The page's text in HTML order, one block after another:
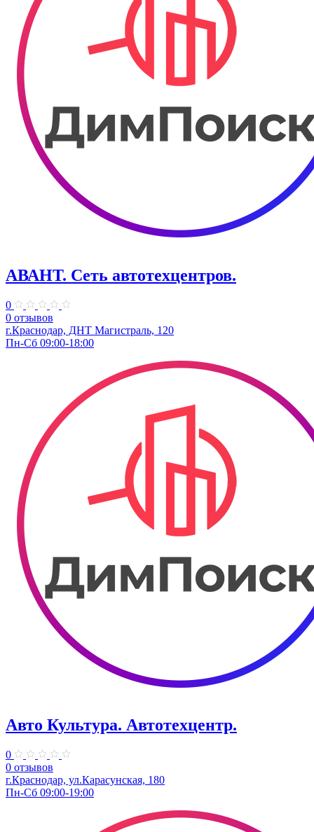
АВАНТ. ​Сеть автотехцентров.
0
0 отзывов
г.Краснодар, ​ДНТ Магистраль, 120
Пн-Сб 09:00-18:00
Авто Культура. ​Автотехцентр.
0
0 отзывов
​г.Краснодар, ул.Карасунская, 180
Пн-Сб 09:00-19:00